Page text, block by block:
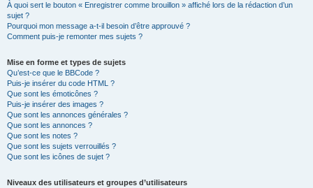
À quoi sert le bouton « Enregistrer comme brouillon » affiché lors de la rédaction d’un
sujet ?
Pourquoi mon message a-t-il besoin d’être approuvé ?
Comment puis-je remonter mes sujets ?
Mise en forme et types de sujets
Qu’est-ce que le BBCode ?
Puis-je insérer du code HTML ?
Que sont les émoticônes ?
Puis-je insérer des images ?
Que sont les annonces générales ?
Que sont les annonces ?
Que sont les notes ?
Que sont les sujets verrouillés ?
Que sont les icônes de sujet ?
Niveaux des utilisateurs et groupes d’utilisateurs